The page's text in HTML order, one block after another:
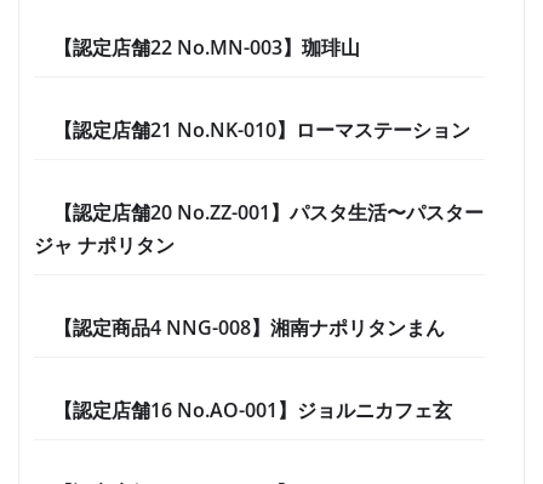
【認定店舗22 No.MN-003】珈琲山
【認定店舗21 No.NK-010】ローマステーション
【認定店舗20 No.ZZ-001】パスタ生活〜パスター
ジャ ナポリタン
【認定商品4 NNG-008】湘南ナポリタンまん
【認定店舗16 No.AO-001】ジョルニカフェ玄